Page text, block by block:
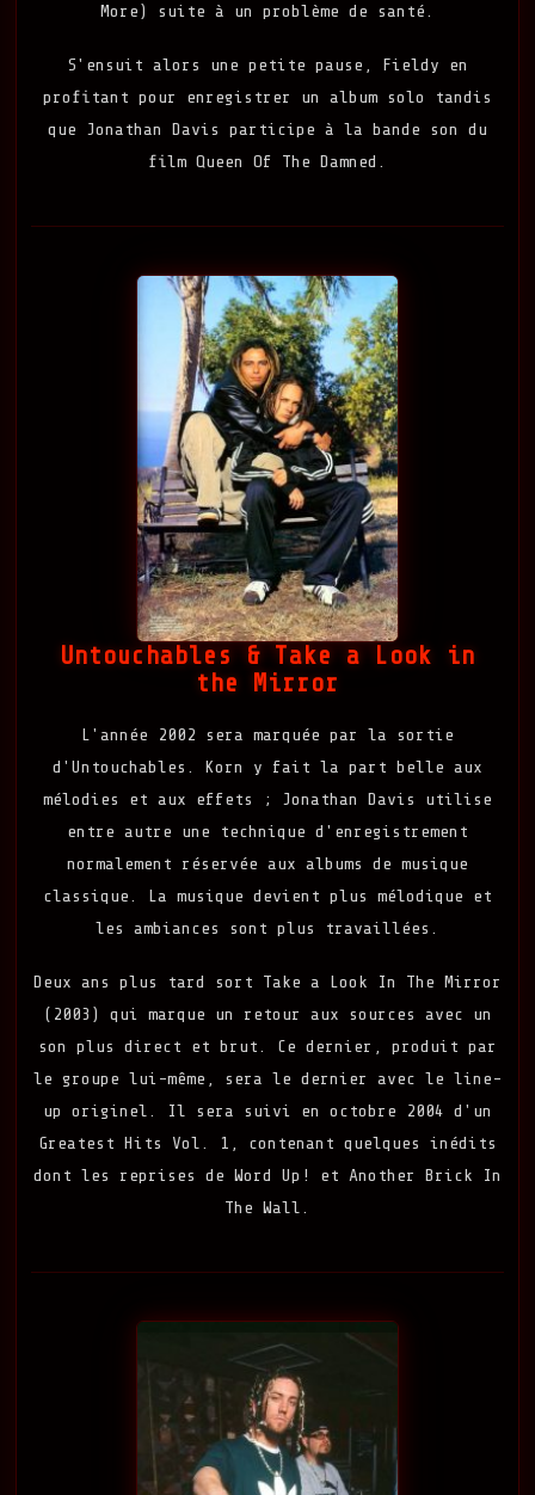
More) suite à un problème de santé.
S'ensuit alors une petite pause, Fieldy en
profitant pour enregistrer un album solo tandis
que Jonathan Davis participe à la bande son du
film Queen Of The Damned.
Untouchables & Take a Look in
the Mirror
L'année 2002 sera marquée par la sortie
d'Untouchables. Korn y fait la part belle aux
mélodies et aux effets ; Jonathan Davis utilise
entre autre une technique d'enregistrement
normalement réservée aux albums de musique
classique. La musique devient plus mélodique et
les ambiances sont plus travaillées.
Deux ans plus tard sort Take a Look In The Mirror
(2003) qui marque un retour aux sources avec un
son plus direct et brut. Ce dernier, produit par
le groupe lui-même, sera le dernier avec le line-
up originel. Il sera suivi en octobre 2004 d'un
Greatest Hits Vol. 1, contenant quelques inédits
dont les reprises de Word Up! et Another Brick In
The Wall.